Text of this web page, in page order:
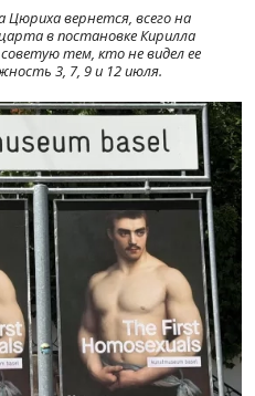
вернется, всего на
в постановке Кирилла
тем, кто не видел ее
3, 7, 9 и 12 июля.